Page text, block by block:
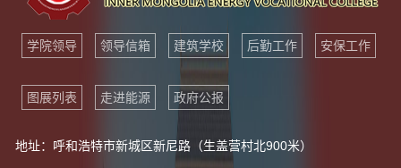
学院领导 领导信箱 建筑学校 后勤工作 安保工作
图展列表 走进能源 政府公报
地址：呼和浩特市新城区新尼路（生盖营村北900米）